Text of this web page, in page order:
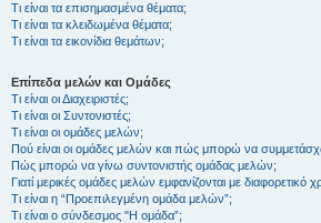
Τι είναι τα επισημασμένα θέματα;
Τι είναι τα κλειδωμένα θέματα;
Τι είναι τα εικονίδια θεμάτων;
Επίπεδα μελών και Ομάδες
Τι είναι οι Διαχειριστές;
Τι είναι οι Συντονιστές;
Τι είναι οι ομάδες μελών;
Πού είναι οι ομάδες μελών και πώς μπορώ να
Πώς μπορώ να γίνω συντονιστής ομάδας μελών;
Γιατί μερικές ομάδες μελών εμφανίζονται με διαφορετικό
Τι είναι η “Προεπιλεγμένη ομάδα μελών”;
Τι είναι ο σύνδεσμος "Η ομάδα”;